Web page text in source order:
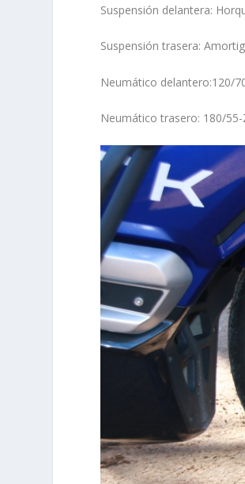
Suspensión delantera:
Suspensión trasera:
Neumático delantero:120/
Neumático trasero: 180/55-